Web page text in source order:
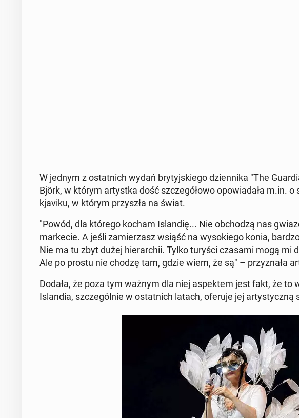
W jednym z ostat­nich wydań bry­tyj­skie­go dzien­ni­ka "The
Björk, w którym ar­tyst­ka dość szcze­gó­ło­wo opo­wia­da­ła m.in.
kja­vi­ku, w którym przy­szła na świat.
"Powód, dla którego kocham Is­lan­dię... Nie ob­cho­dzą nas
mar­ke­cie. A jeśli za­mie­rzasz wsiąść na wy­so­kie­go konia,
Nie ma tu zbyt dużej hie­rar­chii. Tylko turyści czasami mogą mi
Ale po prostu nie chodzę tam, gdzie wiem, że są" – przy­zna­ła
Dodała, że poza tym ważnym dla niej aspek­tem jest fakt, że to
Is­lan­dia, szcze­gól­nie w ostat­nich latach, oferuje jej ar­ty­stycz­ną